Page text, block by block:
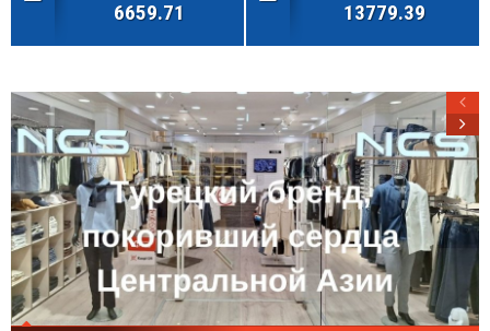
6659.71 13779.39